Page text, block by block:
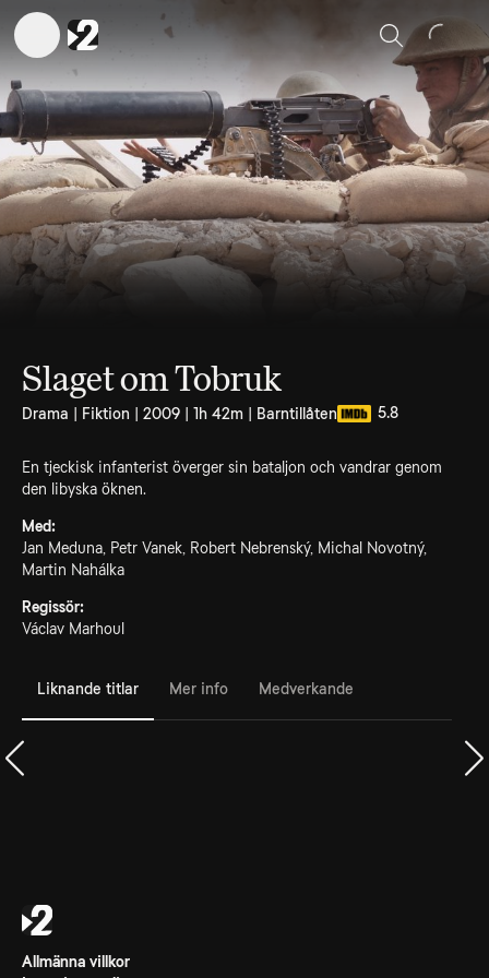
Sök
Slaget om Tobruk
Drama | Fiktion | 2009 | 1h 42m | Barntillåten 5.8
En tjeckisk infanterist överger sin bataljon och vandrar genom
den libyska öknen.
Med:
Jan Meduna, Petr Vanek, Robert Nebrenský, Michal Novotný,
Martin Nahálka
Regissör:
Václav Marhoul
Liknande titlar Mer info Medverkande
Allmänna villkor